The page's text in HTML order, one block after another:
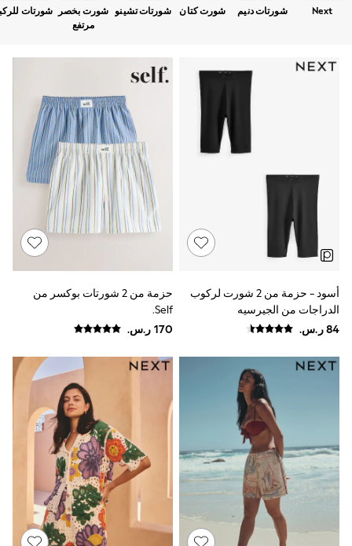
Sets & Outfits
Linen Collection
Jumpsuits & Playsuits
Shorts & Skirts
Sun Hats & Caps
Sunglasses
Women's Holiday Shop
Dresses
Occasionwear
Tops & T-Shirts
Cover Ups & Kaftans
Sandals
Jumpsuits & Playsuits
Beachwear
Skirts
Trousers
Resort Styles
Boys' Holiday Shop
Boys' Travel Styles
Sunset Styles
Occasionwear
Sets & Outfits
Linen Collection
Tops & T-Shirts
Shirts
Polo Shirts
Swimwear
Shorts
Next شورتات دنيم شورت كتان شورتات تشينو
شورت بخصر
مرتفع
شورتات
أسود - حزمة من 2 شورت لركوب
الدراجات من الجيرسيه
حزمة من 2 شورتات بوكسر من
Self.